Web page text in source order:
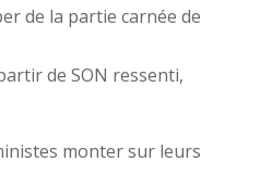
de la partie carnée de
de SON ressenti,
monter sur leurs